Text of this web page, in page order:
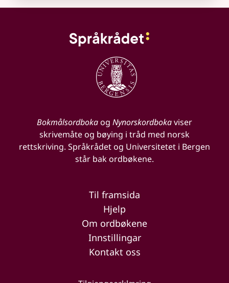
Bokmålsordbokaog Nynorskordbokaviser
skrivemåte og bøying i tråd med norsk
rettskriving. Språkrådet og Universitetet i Bergen
står bak ordbøkene.
Til framsida
Hjelp
Om ordbøkene
Innstillingar
Kontakt oss